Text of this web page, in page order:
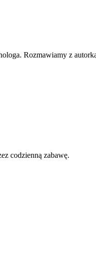
Rozmawiamy z
codzienną zabawę.